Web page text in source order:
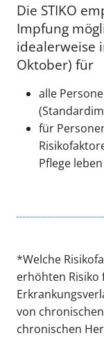
Die STIKO
Impfung
idealerweise
Oktober) für
alle
für
Pflege
*Welche
erhöhten Risiko
von
chronischen